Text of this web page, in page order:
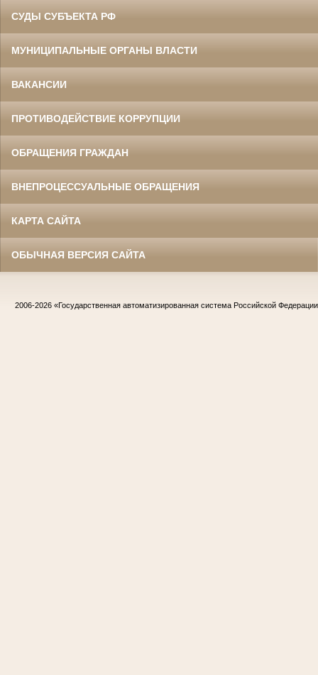
СУДЫ СУБЪЕКТА РФ
МУНИЦИПАЛЬНЫЕ ОРГАНЫ ВЛАСТИ
ВАКАНСИИ
ПРОТИВОДЕЙСТВИЕ КОРРУПЦИИ
ОБРАЩЕНИЯ ГРАЖДАН
ВНЕПРОЦЕССУАЛЬНЫЕ ОБРАЩЕНИЯ
КАРТА САЙТА
ОБЫЧНАЯ ВЕРСИЯ САЙТА
2006-2026 «Государственная автоматизированная система Российской